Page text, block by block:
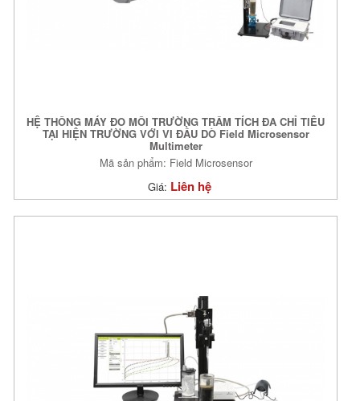
HỆ THỐNG MÁY ĐO MÔI TRƯỜNG TRẦM TÍCH ĐA CHỈ TIÊU
TẠI HIỆN TRƯỜNG VỚI VI ĐẦU DÒ Field Microsensor
Multimeter
Mã sản phẩm: Field Microsensor
Giá: Liên hệ